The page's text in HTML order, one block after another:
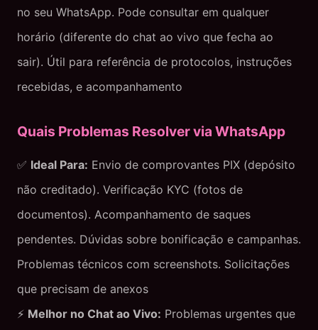
no seu WhatsApp. Pode consultar em qualquer
horário (diferente do chat ao vivo que fecha ao
sair). Útil para referência de protocolos, instruções
recebidas, e acompanhamento
Quais Problemas Resolver via WhatsApp
✅ Ideal Para: Envio de comprovantes PIX (depósito
não creditado). Verificação KYC (fotos de
documentos). Acompanhamento de saques
pendentes. Dúvidas sobre bonificação e campanhas.
Problemas técnicos com screenshots. Solicitações
que precisam de anexos
⚡ Melhor no Chat ao Vivo: Problemas urgentes que